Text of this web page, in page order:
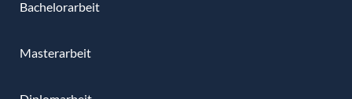
Bachelorarbeit
Masterarbeit